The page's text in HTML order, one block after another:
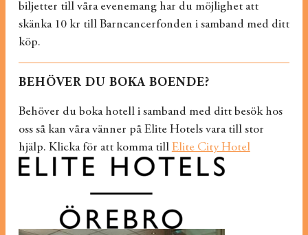
biljetter till våra evenemang har du möjlighet att
skänka 10 kr till Barncancerfonden i samband med ditt
köp.
BEHÖVER DU BOKA BOENDE?
Behöver du boka hotell i samband med ditt besök hos
oss så kan våra vänner på Elite Hotels vara till stor
hjälp. Klicka för att komma till Elite City Hotel